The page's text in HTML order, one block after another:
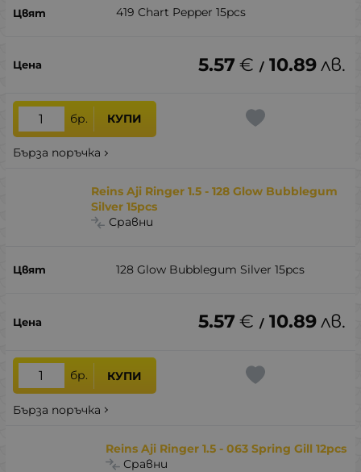
419 Chart Pepper 15pcs
5.57 € / 10.89лв.
бр. КУПИ
Бърза поръчка
Reins Aji Ringer 1.5 - 128 Glow Bubblegum
Silver 15pcs
Сравни
128 Glow Bubblegum Silver 15pcs
5.57 € / 10.89лв.
бр. КУПИ
Бърза поръчка
Reins Aji Ringer 1.5 - 063 Spring Gill 12pcs
Сравни